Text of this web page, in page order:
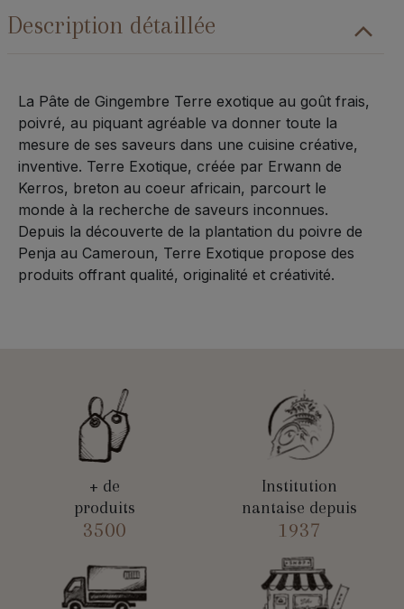
Description détaillée
La Pâte de Gingembre Terre exotique au goût frais,
poivré, au piquant agréable va donner toute la
mesure de ses saveurs dans une cuisine créative,
inventive. Terre Exotique, créée par Erwann de
Kerros, breton au coeur africain, parcourt le
monde à la recherche de saveurs inconnues.
Depuis la découverte de la plantation du poivre de
Penja au Cameroun, Terre Exotique propose des
produits offrant qualité, originalité et créativité.
+ de
produits
3500
Institution
nantaise depuis
1937